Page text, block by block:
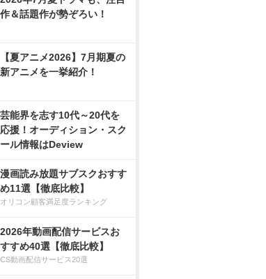
作＆話題作が勢ぞろい！
【夏アニメ2026】7月期夏の
新アニメを一挙紹介！
芸能界を志す10代～20代を
応援！オーディション・スク
ール情報はDeview
漫画読み放題サブスクおすす
め11選【徹底比較】
オリコン顧客満足度ランキング
2026年動画配信サービスお
すすめ40選【徹底比較】
CS動画配信サービス20選